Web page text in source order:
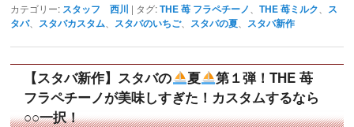
カテゴリー: スタッフ 西川 | タグ: THE 苺 フラペチーノ 、THE 苺ミルク
ス
タバ、 スタバカスタム スタバのいちご、 スタバの夏 スタバ新作
【スタバ新作】スタバの 夏
第１弾！THE 苺
フラペチーノが美味しすぎた！カスタムするなら
○○一択！